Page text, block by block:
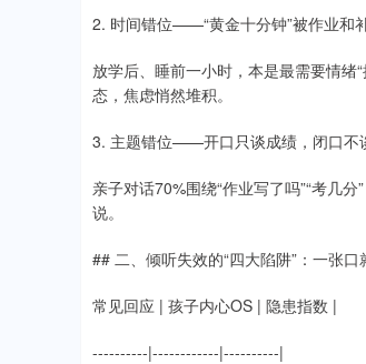
2. 时间错位——“黄金十分钟”被作业和
放学后、睡前一小时，本是最需要情绪
态，焦虑悄然堆积。
3. 主题错位——开口只谈成绩，闭口不
亲子对话70%围绕“作业写了吗”“考几
说。
## 二、倾听失效的“四大陷阱”：一张
常见回应 | 孩子内心OS | 隐患指数 |
----------|------------|----------|